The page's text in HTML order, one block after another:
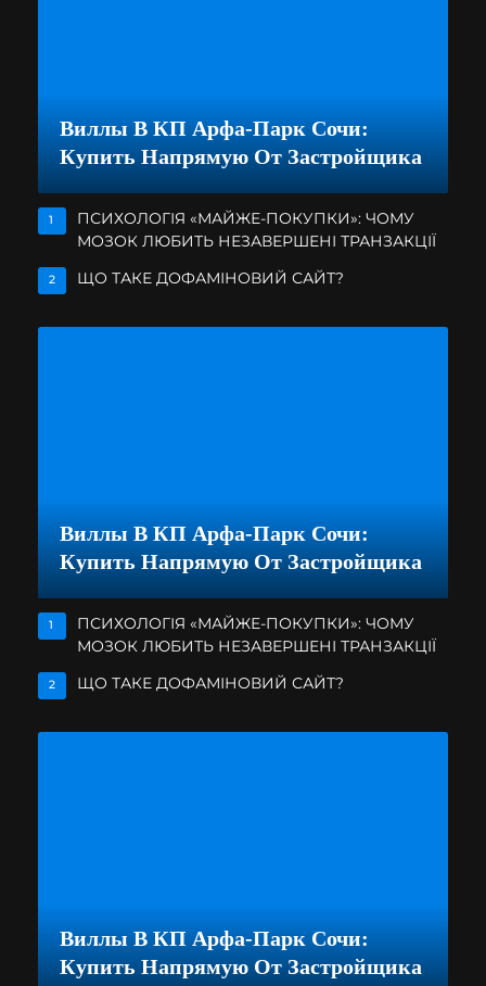
Виллы В КП Арфа-Парк Сочи:
Купить Напрямую От Застройщика
1
ПСИХОЛОГІЯ «МАЙЖЕ-ПОКУПКИ»: ЧОМУ
МОЗОК ЛЮБИТЬ НЕЗАВЕРШЕНІ ТРАНЗАКЦІЇ
2 ЩО ТАКЕ ДОФАМІНОВИЙ САЙТ?
Виллы В КП Арфа-Парк Сочи:
Купить Напрямую От Застройщика
1
ПСИХОЛОГІЯ «МАЙЖЕ-ПОКУПКИ»: ЧОМУ
МОЗОК ЛЮБИТЬ НЕЗАВЕРШЕНІ ТРАНЗАКЦІЇ
2 ЩО ТАКЕ ДОФАМІНОВИЙ САЙТ?
Виллы В КП Арфа-Парк Сочи:
Купить Напрямую От Застройщика